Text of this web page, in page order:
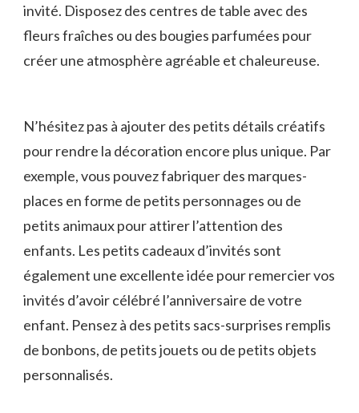
invité. ‌Disposez des centres de table avec des
fleurs⁢ fraîches ou des bougies​ parfumées pour
créer ⁣une atmosphère agréable et chaleureuse.
N’hésitez ​pas à ajouter des petits détails⁢ créatifs
⁢pour rendre ⁣la décoration encore plus unique. Par
⁣exemple, vous pouvez fabriquer des marques-
places en forme ‌de petits personnages ou ⁣de
petits⁣ animaux pour ‍attirer l’attention ⁢des
enfants. Les petits cadeaux d’invités ⁤sont
également ⁤une‍ excellente idée pour remercier vos
⁤invités d’avoir célébré‌ l’anniversaire de⁤ votre
enfant. Pensez⁤ à des petits sacs-surprises remplis
de bonbons, de⁣ petits ⁣jouets ou de petits ‌objets
personnalisés.